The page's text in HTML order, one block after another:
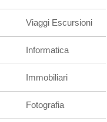
Viaggi Escursioni
Informatica
Immobiliari
Fotografia